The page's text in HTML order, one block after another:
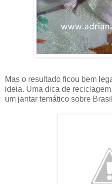
Mas o resultado ficou bem
ideia. Uma dica de
um jantar temático sobre